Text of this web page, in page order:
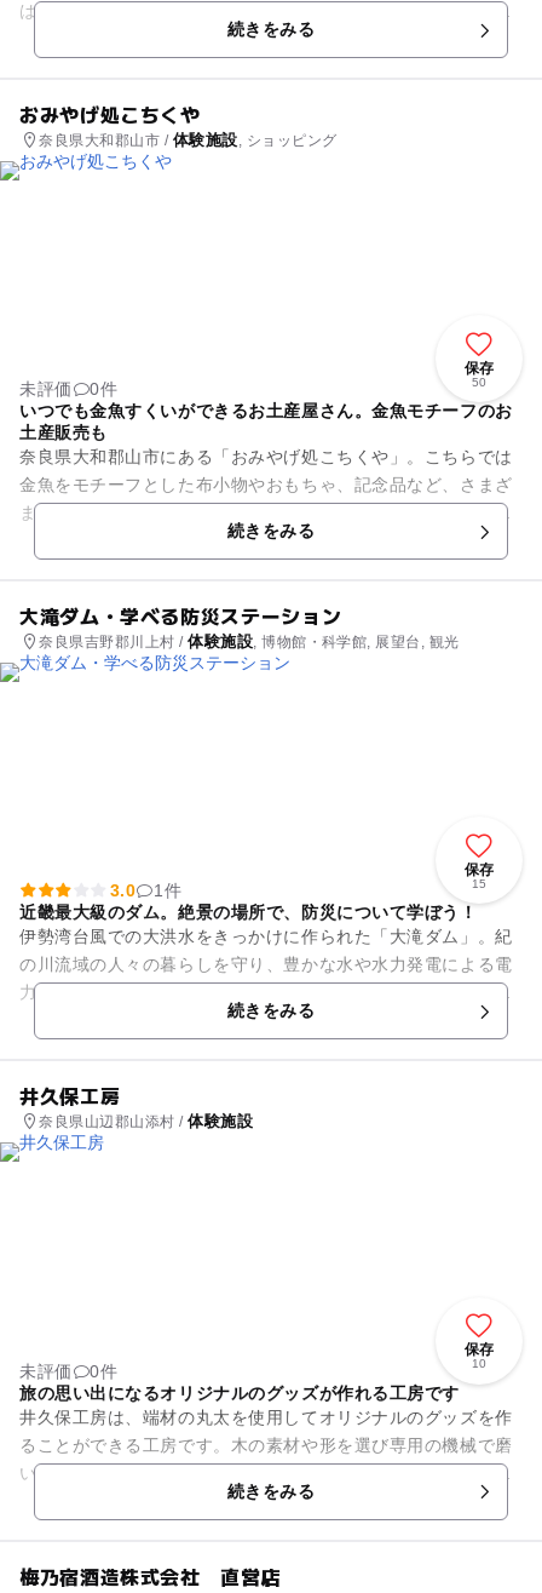
は独特の滑らかな食感があり、もちろん無添加です！高野豆腐
続きをみる
おみやげ処こちくや
奈良県大和郡山市 / 体験施設, ショッピング
保存
50
未評価
0件
いつでも金魚すくいができるお土産屋さん。金魚モチーフのお
土産販売も
奈良県大和郡山市にある「おみやげ処こちくや」。こちらでは
金魚をモチーフとした布小物やおもちゃ、記念品など、さまざ
まな商品を販売するお土産屋さんです。こちらには金魚すくい
道場を併設しており、いつで...続きをみる
大滝ダム・学べる防災ステーション
奈良県吉野郡川上村 /体験施設, 博物館・科学館, 展望台, 観光
保存
15
3.0
1件
近畿最大級のダム。絶景の場所で、防災について学ぼう！
伊勢湾台風での大洪水をきっかけに作られた「大滝ダム」。紀
の川流域の人々の暮らしを守り、豊かな水や水力発電による電
力の供給などを行っている施設です。こちらではダムの歴史や
役割、防災について展示して...続きをみる
井久保工房
奈良県山辺郡山添村 /体験施設
保存
10
未評価
0件
旅の思い出になるオリジナルのグッズが作れる工房です
井久保工房は、端材の丸太を使用してオリジナルのグッズを作
ることができる工房です。木の素材や形を選び専用の機械で磨
いていきます。ペンを使って自由にデコレーション。旅の思い
出や好きな言葉や絵を描いた...続きをみる
梅乃宿酒造株式会社 直営店